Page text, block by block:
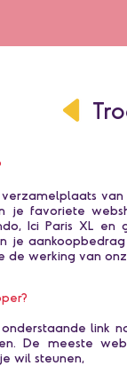
je favoriete
Ici Paris XL
je
de werking van
link
De meeste
wil steunen,